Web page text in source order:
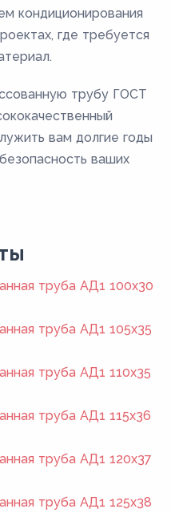
кондиционирования
где требуется
трубу ГОСТ
вам долгие годы
ваших
труба АД1 100x30
труба АД1 105x35
труба АД1 110x35
труба АД1 115x36
труба АД1 120x37
труба АД1 125x38